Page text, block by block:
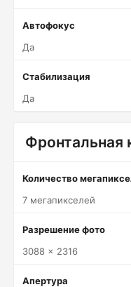
Автофокус
Да
Стабилизация
Да
Фронтальная
Количество
7 мегапикселей
Разрешение фото
3088 x 2316
Апертура